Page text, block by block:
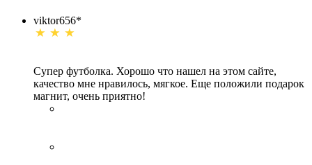
viktor656*
Супер футболка. Хорошо что нашел на этом сайте,
качество мне нравилось, мягкое. Еще положили подарок
магнит, очень приятно!